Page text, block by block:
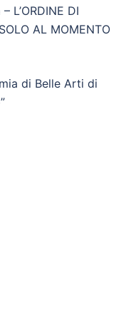
L’ORDINE DI
AL MOMENTO
di Belle Arti di